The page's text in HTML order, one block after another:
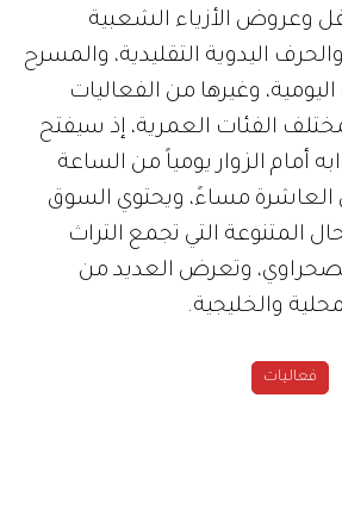
وعروض الأزياء الشعبية
اليدوية التقليدية، والمسرح
وغيرها من الفعاليات
الفئات العمرية، إذ سيفتح
أمام الزوار يومياً من الساعة
العاشرة مساءً، ويحتوي السوق
المتنوعة التي تجمع التراث
وتعرض العديد من
والخليجية.
فعاليات